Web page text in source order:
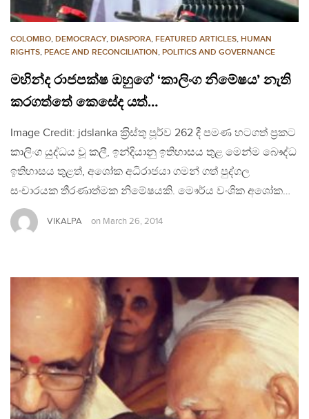
COLOMBO, DEMOCRACY, DIASPORA, FEATURED ARTICLES, HUMAN
RIGHTS, PEACE AND RECONCILIATION, POLITICS AND GOVERNANCE
මහින්ද රාජපක්ෂ ඔහුගේ ‘කාලිංග නිමේෂය’ නැති
කරගත්තේ කෙසේද යත්…
Image Credit: jdslanka ක‍්‍රිස්තු පූර්ව 262 දී පමණ හටගත් ප‍්‍රකට
කාලිංග යුද්ධය වූ කලී, ඉන්දියානු ඉතිහාසය තුළ මෙන්ම බෞද්ධ
ඉතිහාසය තුළත්, අශෝක අධිරාජයා ගමන් ගත් පුද්ගල
සංචාරයක තීරණාත්මක නිමේෂයකි. මෞර්ය වංශික අශෝක…
VIKALPA on March 26, 2014